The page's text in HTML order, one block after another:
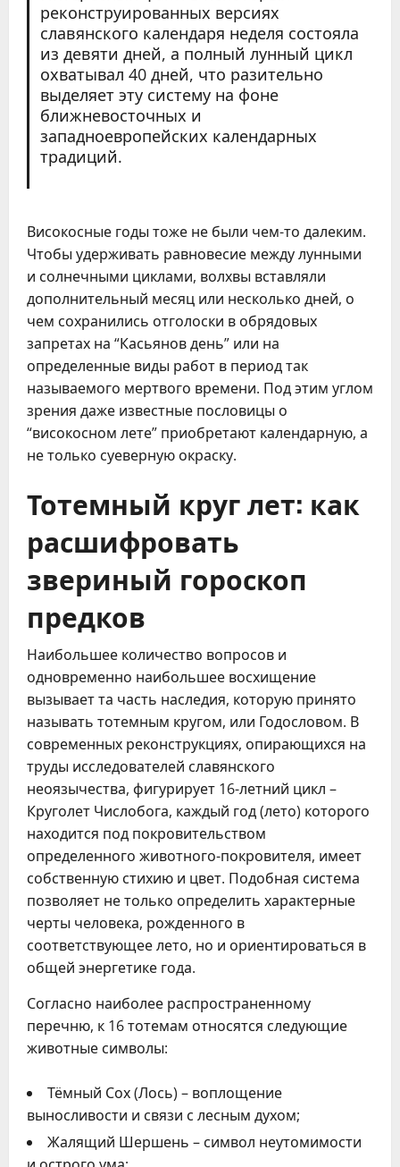
реконструированных версиях
славянского календаря неделя состояла
из девяти дней, а полный лунный цикл
охватывал 40 дней, что разительно
выделяет эту систему на фоне
ближневосточных и
западноевропейских календарных
традиций.
Високосные годы тоже не были чем-то далеким.
Чтобы удерживать равновесие между лунными
и солнечными циклами, волхвы вставляли
дополнительный месяц или несколько дней, о
чем сохранились отголоски в обрядовых
запретах на “Касьянов день” или на
определенные виды работ в период так
называемого мертвого времени. Под этим углом
зрения даже известные пословицы о
“високосном лете” приобретают календарную, а
не только суеверную окраску.
Тотемный круг лет: как
расшифровать
звериный гороскоп
предков
Наибольшее количество вопросов и
одновременно наибольшее восхищение
вызывает та часть наследия, которую принято
называть тотемным кругом, или Годословом. В
современных реконструкциях, опирающихся на
труды исследователей славянского
неоязычества, фигурирует 16-летний цикл –
Круголет Числобога, каждый год (лето) которого
находится под покровительством
определенного животного-покровителя, имеет
собственную стихию и цвет. Подобная система
позволяет не только определить характерные
черты человека, рожденного в
соответствующее лето, но и ориентироваться в
общей энергетике года.
Согласно наиболее распространенному
перечню, к 16 тотемам относятся следующие
животные символы:
Тёмный Сох (Лось) – воплощение
выносливости и связи с лесным духом;
Жалящий Шершень – символ неутомимости